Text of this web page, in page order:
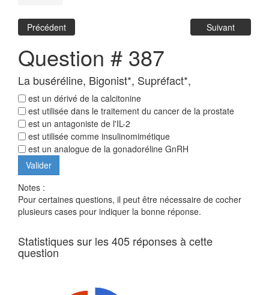
Précédent Suivant
Question # 387
La buséréline, Bigonist*, Supréfact*,
est un dérivé de la calcitonine
est utilisée dans le traitement du cancer de la prostate
est un antagoniste de l'IL-2
est utilisée comme insulinomimétique
est un analogue de la gonadoréline GnRH
Notes :
Pour certaines questions, il peut être nécessaire de cocher
plusieurs cases pour indiquer la bonne réponse.
Statistiques sur les 405 réponses à cette
question